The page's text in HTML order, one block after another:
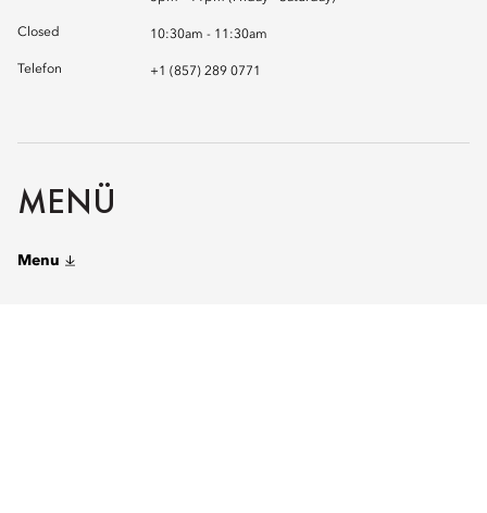
Closed 10:30am - 11:30am
Telefon +1 (857) 289 0771
MENÜ
Menu